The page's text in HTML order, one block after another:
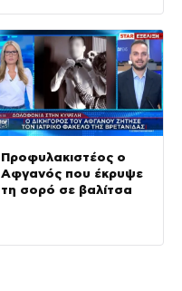
Προφυλακιστέος ο
Αφγανός που έκρυψε
τη σορό σε βαλίτσα